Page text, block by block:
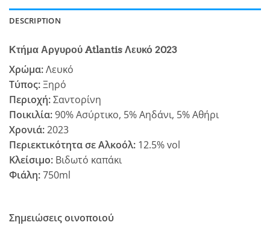
DESCRIPTION
Κτήμα Αργυρού Atlantis Λευκό 2023
Χρώμα:Λευκό
Τύπος:Ξηρό
Περιοχή:Σαντορίνη
Ποικιλία:90% Ασύρτικο, 5% Αηδάνι, 5% Αθήρι
Χρονιά:2023
Περιεκτικότητα σε Αλκοόλ: 12.5% vol
Κλείσιμο: Βιδωτό καπάκι
Φιάλη:750ml
Σημειώσεις οινοποιού